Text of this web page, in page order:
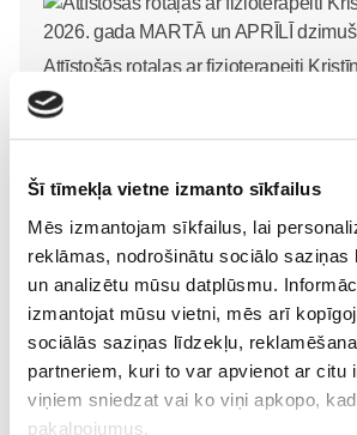
Šī tīmekļa vietne izmanto sīkfailus
Mēs izmantojam sīkfailus, lai
reklāmas, nodrošinātu sociālo saziņas
un analizētu mūsu datplūsmu.
izmantojat mūsu vietni, mēs arī
sociālās saziņas līdzekļu,
partneriem, kuri to var apvienot ar citu
viņiem sniedzat vai ko viņi apkopo,
pakalpojumus.
Attīstošās rotaļas ar fizioterapeiti
gada MARTĀ un APRĪLĪ dzimušiem
Valītis Vincents"
kinoteātros no 31. Jūlija -
Mazais valītis ar lielu sirdi
Mazulis
20. Jul 09:33
Friso
atbalsts
Mazulis
01. Jul